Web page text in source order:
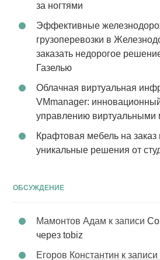
за ногтями
Эффективные
грузоперевозки в
заказать недорогое
Газелью
Облачная виртуальная
VMmanager:
управлению
Крафтовая мебель на заказ
уникальные решения от
ОБСУЖДЕНИЕ
Мамонтов Адам к записи
через tobiz
Егоров Константин к записи